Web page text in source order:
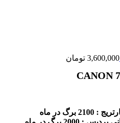
3,600,000 تومان
در ماه